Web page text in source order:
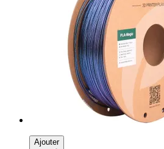
Ajouter